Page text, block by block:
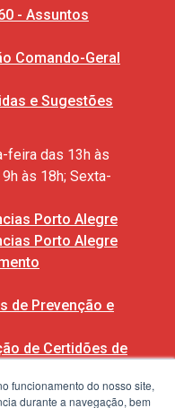
- Assuntos
Comando-Geral
e Sugestões
feira das 13h às
às 18h; Sexta-
Porto Alegre
Porto Alegre
de Prevenção e
de Certidões de
funcionamento do nosso site,
durante a navegação, bem